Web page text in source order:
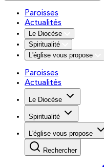
Paroisses
Actualités
Le Diocèse
Spiritualité
L'église vous propose
Paroisses
Actualités
Le Diocèse
Spiritualité
L'église vous propose
Rechercher